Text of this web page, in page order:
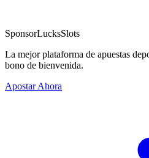
SponsorLucksSlots
La mejor plataforma de apuestas
bono de bienvenida.
Apostar Ahora